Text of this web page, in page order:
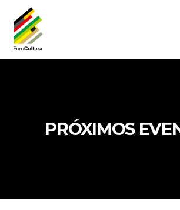
PRÓXIMOS